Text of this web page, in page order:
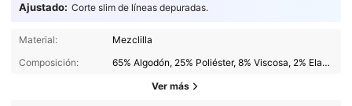
Ajustado: Corte slim de líneas depuradas.
Material:
Mezclilla
Composición:
65% Algodón, 25% Poliéster, 8% Viscosa, 2% Elastano
Ver más